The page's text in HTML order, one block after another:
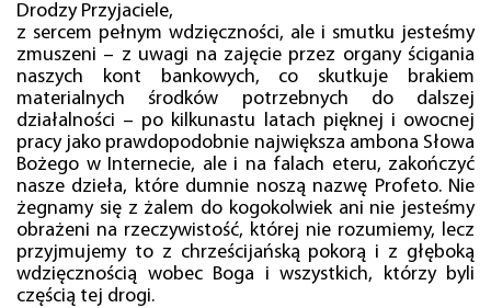
Drodzy Przyjaciele,
z sercem pełnym wdzięczności, ale i smutku jesteśmy
zmuszeni – z uwagi na zajęcie przez organy ścigania
naszych kont bankowych, co skutkuje brakiem
materialnych środków potrzebnych do dalszej
działalności – po kilkunastu latach pięknej i owocnej
pracy jako prawdopodobnie największa ambona Słowa
Bożego w Internecie, ale i na falach eteru, zakończyć
nasze dzieła, które dumnie noszą nazwę Profeto. Nie
żegnamy się z żalem do kogokolwiek ani nie jesteśmy
obrażeni na rzeczywistość, której nie rozumiemy, lecz
przyjmujemy to z chrześcijańską pokorą i z głęboką
wdzięcznością wobec Boga i wszystkich, którzy byli
częścią tej drogi.